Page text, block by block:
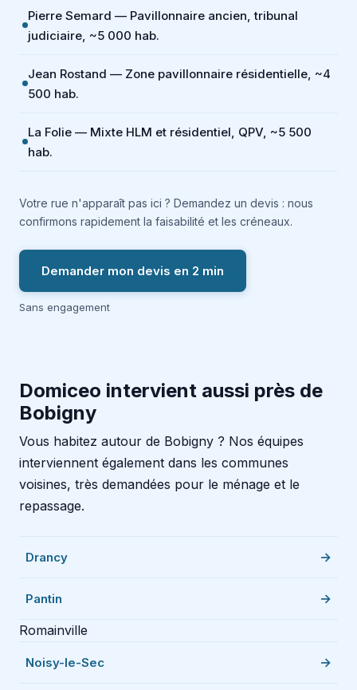
Pierre Semard — Pavillonnaire ancien, tribunal
judiciaire, ~5 000 hab.
Jean Rostand — Zone pavillonnaire résidentielle, ~4
500 hab.
La Folie — Mixte HLM et résidentiel, QPV, ~5 500
hab.
Votre rue n'apparaît pas ici ? Demandez un devis : nous
confirmons rapidement la faisabilité et les créneaux.
Demander mon devis en 2 min
Sans engagement
Domiceo intervient aussi près de
Bobigny
Vous habitez autour de Bobigny ? Nos équipes
interviennent également dans les communes
voisines, très demandées pour le ménage et le
repassage.
Drancy
Pantin
Romainville
Noisy-le-Sec